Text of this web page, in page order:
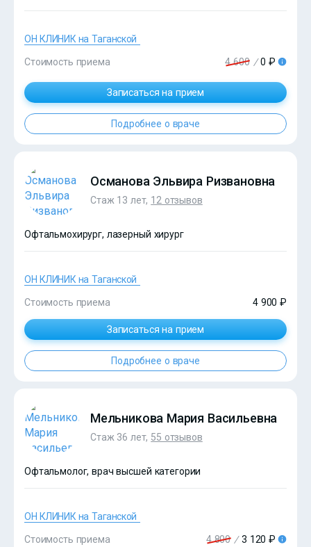
?>
ОН КЛИНИК на Таганской
Стоимость приема 4 600 / 0 ₽
Записаться на прием
Подробнее о враче
?>
Османова Эльвира Ризвановна
Стаж 13 лет, 12 отзывов
Офтальмохирург, лазерный хирург
ОН КЛИНИК на Таганской
Стоимость приема 4 900 ₽
Записаться на прием
Подробнее о враче
Мельникова Мария Васильевна
Стаж 36 лет, 55 отзывов
Офтальмолог, врач высшей категории
ОН КЛИНИК на Таганской
Стоимость приема 4 800 / 3 120 ₽